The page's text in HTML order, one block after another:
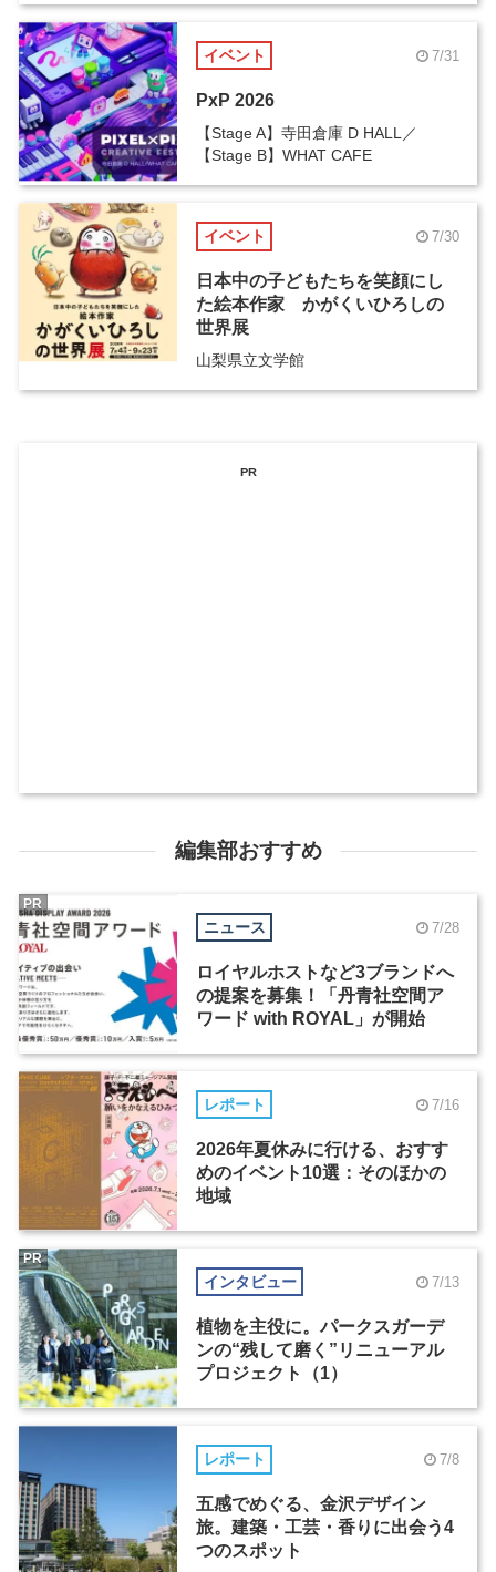
イベント 7/31
PxP 2026
【Stage A】寺田倉庫 D HALL／
【Stage B】WHAT CAFE
イベント 7/30
日本中の子どもたちを笑顔にし
た絵本作家 かがくいひろしの
世界展
山梨県立文学館
PR
編集部おすすめ
ニュース 7/28
ロイヤルホストなど3ブランドへ
の提案を募集！「丹青社空間ア
ワード with ROYAL」が開始
PR
レポート 7/16
2026年夏休みに行ける、おすす
めのイベント10選：そのほかの
地域
インタビュー 7/13
植物を主役に。パークスガーデ
ンの“残して磨く”リニューアル
プロジェクト（1）
PR
レポート 7/8
五感でめぐる、金沢デザイン
旅。建築・工芸・香りに出会う4
つのスポット